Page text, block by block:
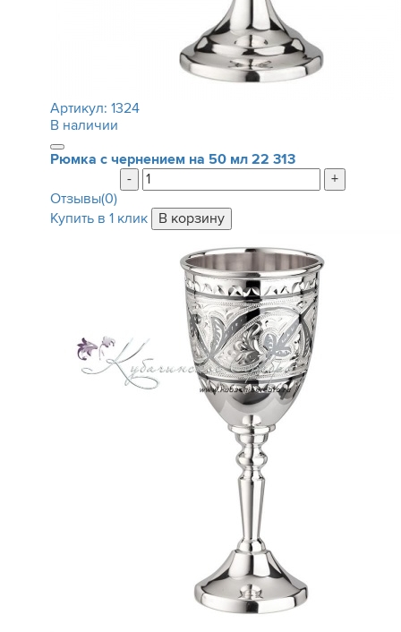
Артикул: 1324
В наличии
Рюмка с чернением на 50 мл 22 313
-
+
Отзывы(0)
Купить в 1 клик